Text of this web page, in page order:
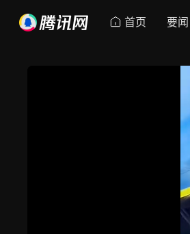
首页 要闻